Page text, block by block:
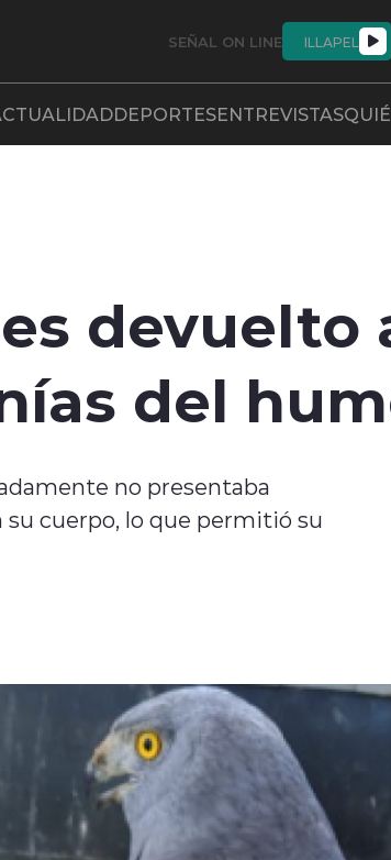
SEÑAL ON LINE ILLAPEL
DEPORTESENTREVISTAS
devuelto
del
no presentaba
su cuerpo, lo que permitió su